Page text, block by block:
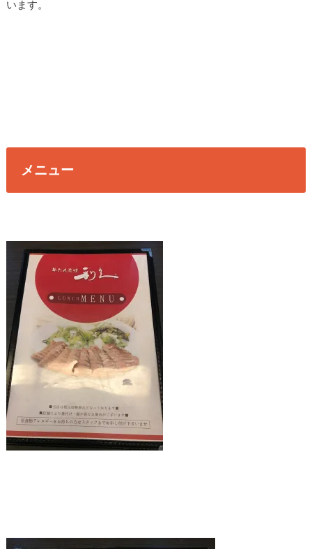
います。
メニュー